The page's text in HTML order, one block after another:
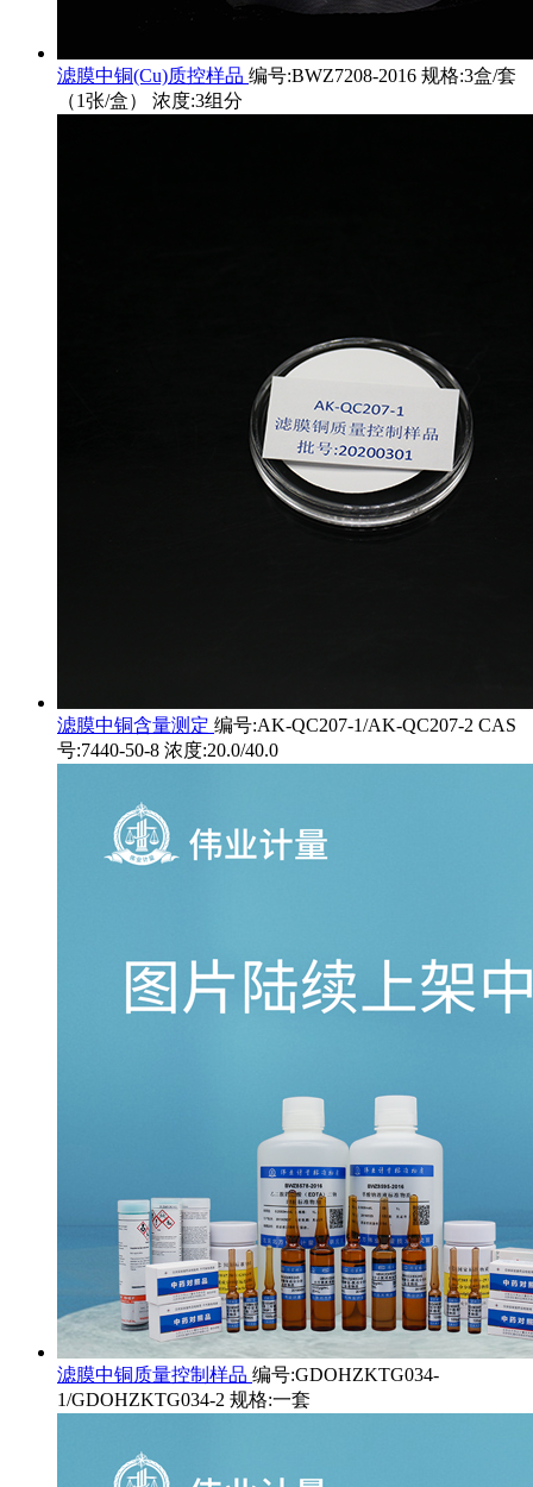
滤膜中铜(Cu)质控样品 编号:BWZ7208-2016 规格:3盒/套
（1张/盒） 浓度:3组分
滤膜中铜含量测定 编号:AK-QC207-1/AK-QC207-2 CAS
号:7440-50-8 浓度:20.0/40.0
滤膜中铜质量控制样品 编号:GDOHZKTG034-
1/GDOHZKTG034-2 规格:一套